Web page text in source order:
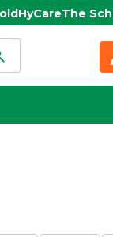
HyCareThe